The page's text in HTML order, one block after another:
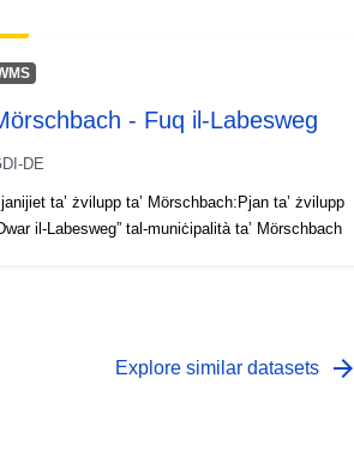
- Fuq il-Labesweg
DE
ta’ żvilupp ta’ Mörschbach:Pjan ta’ żvilupp
il-Labesweg” tal-muniċipalità ta’ Mörschbach
Explore similar datasets arrow_forward